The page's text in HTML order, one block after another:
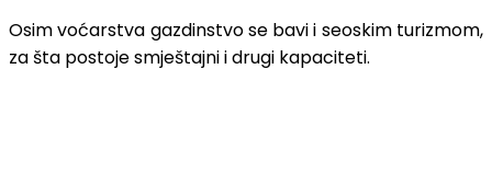
Osim voćarstva gazdinstvo se bavi i seoskim turizmom,
za šta postoje smještajni i drugi kapaciteti.